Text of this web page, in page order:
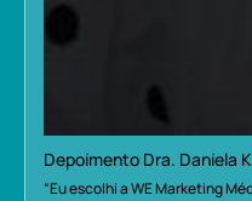
Depoimento Dra. Daniela
“Eu escolhi a WE Marketing